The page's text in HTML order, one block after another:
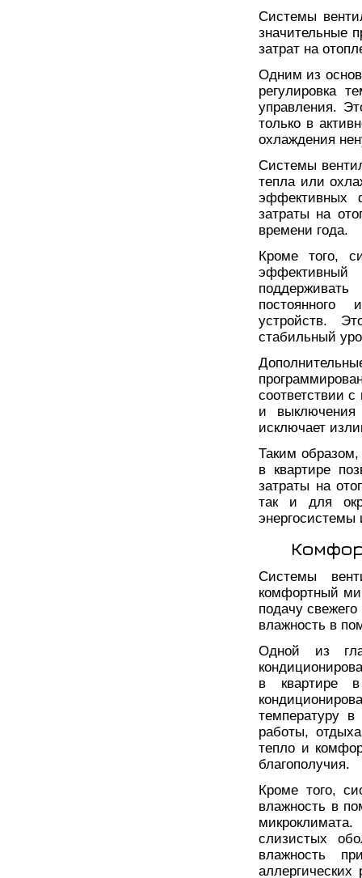
Системы
значительные
затрат на
Одним из
регулировка
управления.
только в
охлаждения
Системы
тепла или
эффективных
затраты на
времени года.
Кроме того,
постоянного
устройств.
стабильный
соответствии
и
исключает
Таким
в квартире
затраты на
так и для
Системы
комфортный
подачу
влажность в
Одной из
в квартире
температуру
работы,
тепло и
благополучия.
Кроме того,
влажность в
слизистых
влажность